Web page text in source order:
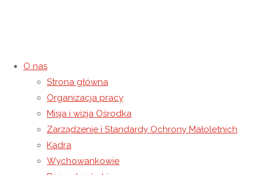
O nas
Strona główna
Organizacja pracy
Misja i wizja Ośrodka
Zarządzenie i Standardy Ochrony Małoletnich
Kadra
Wychowankowie
Warsztaty
12 grudnia 202312 grudnia 2023 Rok szkolny 2023-2024
Strona główna Rok szkolny 2023-2024